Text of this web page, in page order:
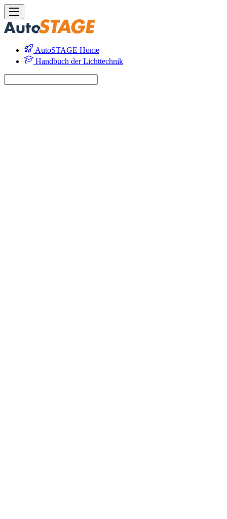
AutoSTAGE Home
Handbuch der Lichttechnik